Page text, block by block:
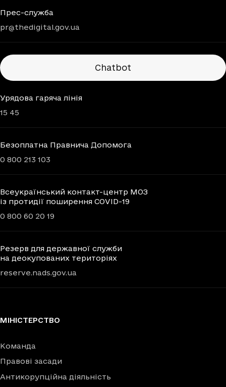
Прес-служба
pr@thedigital.gov.ua
Chatbots
Chatbot
Урядова гаряча лінія
15 45
Безоплатна Правнича Допомога
0 800 213 103
Всеукраїнський контакт-центр МОЗ
із протидії поширення COVID-19
0 800 60 20 19
Резерв для державної служби
на деокупованих територіях
reserve.nads.gov.ua
МІНІСТЕРСТВО
Команда
Правові засади
Антикорупційна діяльність